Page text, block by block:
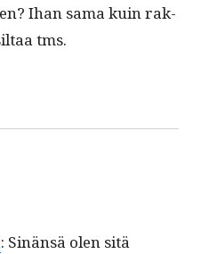
Ihan sama kuin rak­
tms.
: Sinän­sä olen sitä